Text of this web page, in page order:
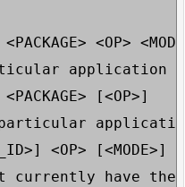
<OP>
application
[<OP>]
<OP> [<MODE>]
currently have the